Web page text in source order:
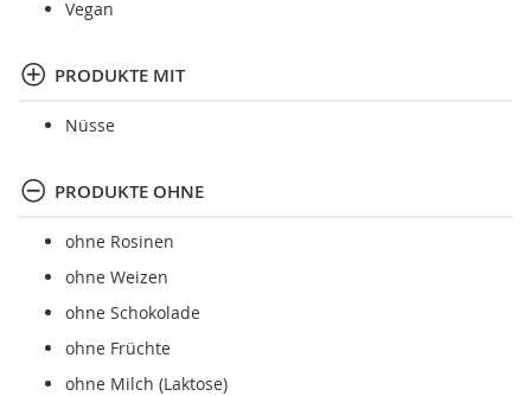
Vegan
PRODUKTE MIT
Nüsse
PRODUKTE OHNE
ohne Rosinen
ohne Weizen
ohne Schokolade
ohne Früchte
ohne Milch (Laktose)